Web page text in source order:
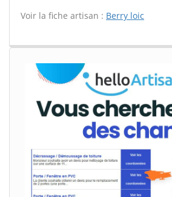
Voir la fiche artisan : Berry loic